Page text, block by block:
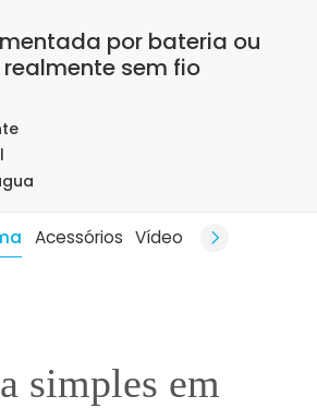
por bateria ou
sem fio
Acessórios Vídeo
simples em